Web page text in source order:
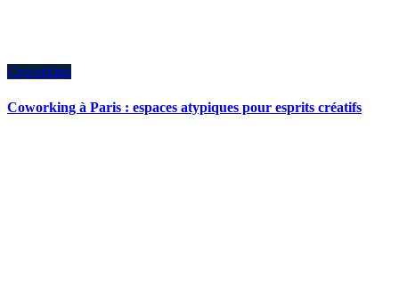
Coworking
Coworking à Paris : espaces atypiques pour esprits créatifs